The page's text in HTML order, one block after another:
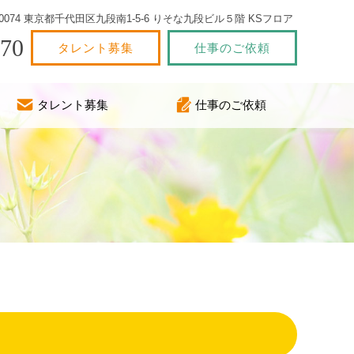
東京都千代田区九段南1-5-6 りそな九段ビル５階 KSフロア
タレント募集 仕事のご依頼
タレント募集 仕事のご依頼